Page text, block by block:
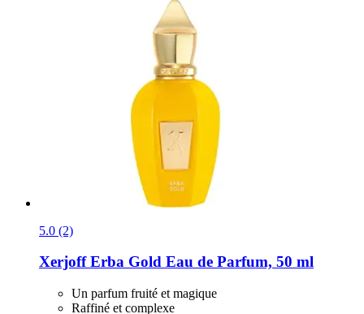
5.0 (2)
XerjoffErba Gold Eau de Parfum, 50 ml
Un parfum fruité et magique
Raffiné et complexe